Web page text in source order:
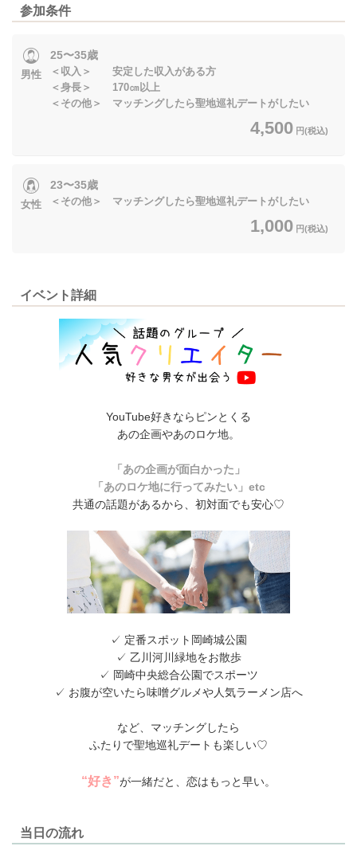
参加条件
男性
25〜35歳
＜収入＞ 安定した収入がある方
＜身長＞ 170㎝以上
＜その他＞ マッチングしたら聖地巡礼デートがしたい
4,500 円(税込)
女性
23〜35歳
＜その他＞ マッチングしたら聖地巡礼デートがしたい
1,000 円(税込)
イベント詳細
YouTube好きならピンとくる
あの企画やあのロケ地。
「あの企画が面白かった」
「あのロケ地に行ってみたい」etc
共通の話題があるから、初対面でも安心♡
✓ 定番スポット岡崎城公園
✓ 乙川河川緑地をお散歩
✓ 岡崎中央総合公園でスポーツ
✓ お腹が空いたら味噌グルメや人気ラーメン店へ
など、マッチングしたら
ふたりで聖地巡礼デートも楽しい♡
“好き”が一緒だと、恋はもっと早い。
当日の流れ